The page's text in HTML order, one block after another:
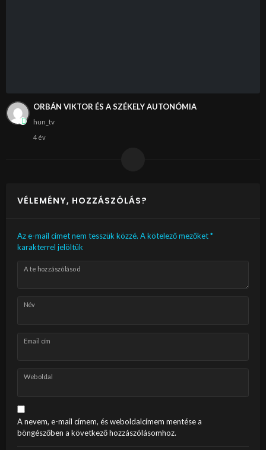
ORBÁN VIKTOR ÉS A SZÉKELY AUTONÓMIA
hun_tv
4 év
VÉLEMÉNY, HOZZÁSZÓLÁS?
Az e-mail címet nem tesszük közzé. A kötelező mezőket*
karakterrel jelöltük
A te hozzászólásod
Név
Email cím
Weboldal
A nevem, e-mail címem, és weboldalcímem mentése a
böngészőben a következő hozzászólásomhoz.